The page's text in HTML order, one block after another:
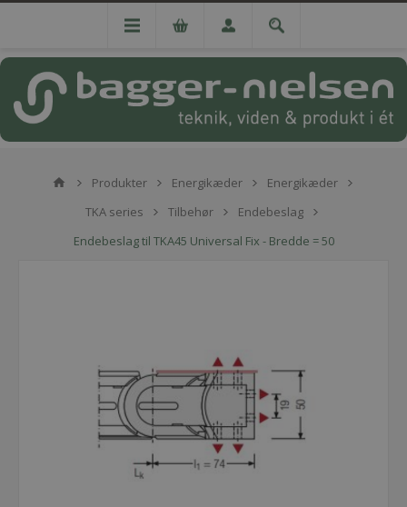
Produkter Energikæder
Energikæder
TKA series
Tilbehør
Endebeslag
Endebeslag til TKA45 Universal Fix - Bredde = 50